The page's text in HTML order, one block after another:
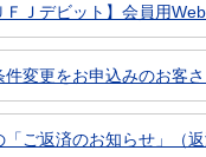
ＦＪデビット】会員用
件変更をお申込みのお客
「ご返済のお知らせ」（